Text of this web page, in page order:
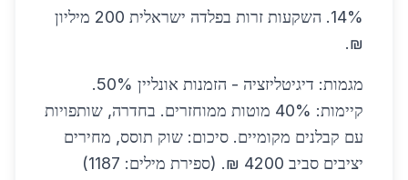
14%. השקעות זרות בפלדה ישראלית 200 מיליון
₪.
מגמות: דיגיטליזציה - הזמנות אונליין 50%.
קיימות: 40% מוטות ממוחזרים. בחדרה, שותפויות
עם קבלנים מקומיים. סיכום: שוק תוסס, מחירים
יציבים סביב 4200 ₪. (ספירת מילים: 1187)